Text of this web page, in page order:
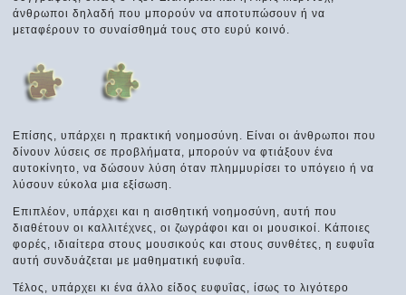
άνθρωποι δηλαδή που μπορούν να αποτυπώσουν ή να
μεταφέρουν το συναίσθημά τους στο ευρύ κοινό.
Επίσης, υπάρχει η πρακτική νοημοσύνη. Είναι οι άνθρωποι που
δίνουν λύσεις σε προβλήματα, μπορούν να φτιάξουν ένα
αυτοκίνητο, να δώσουν λύση όταν πλημμυρίσει το υπόγειο ή να
λύσουν εύκολα μια εξίσωση.
Επιπλέον, υπάρχει και η αισθητική νοημοσύνη, αυτή που
διαθέτουν οι καλλιτέχνες, οι ζωγράφοι και οι μουσικοί. Κάποιες
φορές, ιδιαίτερα στους μουσικούς και στους συνθέτες, η ευφυΐα
αυτή συνδυάζεται με μαθηματική ευφυΐα.
Τέλος, υπάρχει κι ένα άλλο είδος ευφυΐας, ίσως το λιγότερο